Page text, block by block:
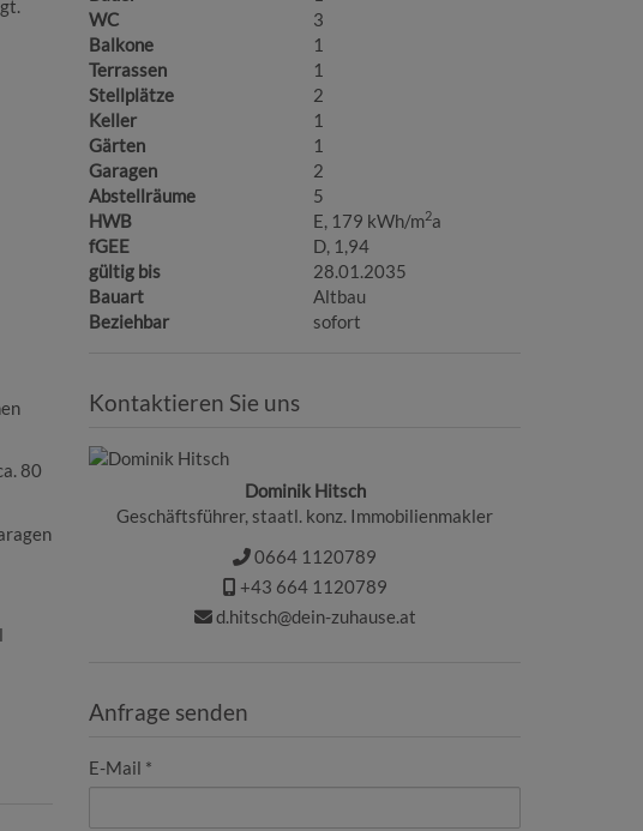
80
WC
3
Balkone
1
Terrassen
1
Stellplätze
2
Keller
1
Gärten
1
Garagen
2
Abstellräume
5
HWB
E, 179 kWh/m2a
fGEE
D, 1,94
gültig bis
28.01.2035
Bauart
Altbau
Beziehbar
sofort
Kontaktieren Sie uns
Dominik Hitsch
Geschäftsführer, staatl. konz. Immobilienmakler
0664 1120789
+43 664 1120789
d.hitsch@dein-zuhause.at
Anfrage senden
E-Mail